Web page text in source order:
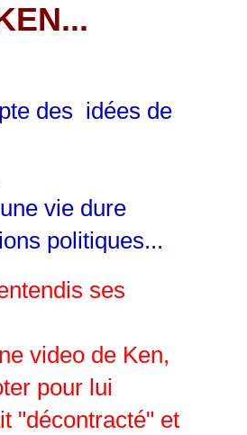
des idées de
vie dure
politiques...
ses
video de Ken,
pour lui
"décontracté" et